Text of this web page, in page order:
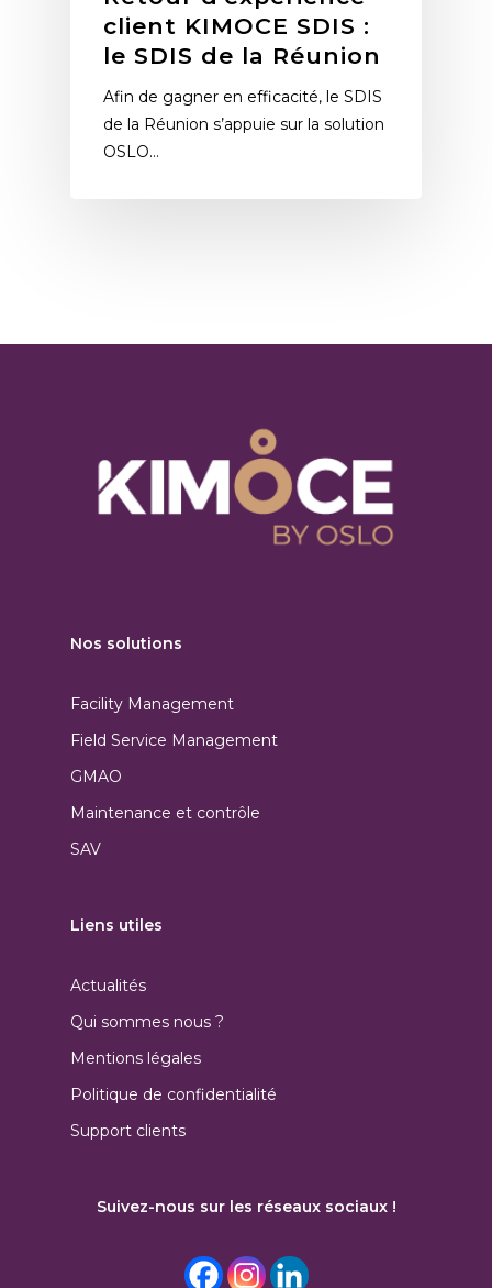
client KIMOCE SDIS :
le SDIS de la Réunion
Afin de gagner en efficacité, le SDIS
de la Réunion s’appuie sur la solution
OSLO…
Nos solutions
Facility Management
Field Service Management
GMAO
Maintenance et contrôle
SAV
Liens utiles
Actualités
Qui sommes nous ?
Mentions légales
Politique de confidentialité
Support clients
Suivez-nous sur les réseaux sociaux !